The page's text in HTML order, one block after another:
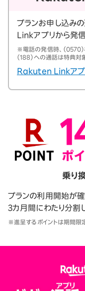
プランお申し込み
Linkアプリから発
※電話の発信時、（0570
（188）への通話は特典対
Rakuten Linkアプ
プランの利用開始が
3カ月間にわたり分割
※進呈するポイントは期間限